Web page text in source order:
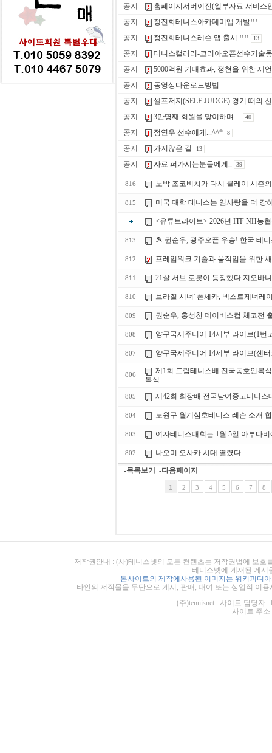
공지
홈페이지서버이전(일부자료 서비스
공지
정진화테니스아카데미앱 개발!!!
공지
정진화테니스레슨 앱 출시 !!!! 13
공지
테니스캘러리-코리아오픈선수기술
공지
5000억원 기대효과, 정현을 위한 제언
공지
동영상다운로드방법
공지
셀프저지(SELF JUDGE) 경기 때의
공지
3만명째 회원을 맞이하며.... 40
공지 정연우 선수에게...^^* 8
공지 가지않은 길 13
공지 자료 퍼가시는분들에게.. 39
816 노박 조코비치가 다시 클레이 시즌
815 미국 대학 테니스는 임사랑을 더 강
<유튜브라이브> 2026년 ITF NH농
813 🎾 권순우, 광주오픈 우승! 한국 테
812 프레임워크:기술과 움직임을 위한
811 21살 서브 로봇이 등장했다 지오바
810 브라질 시너' 폰세카, 넥스트제너레
809 권순우, 홍성찬 데이비스컵 체코전
808 양구국제주니어 14세부 라이브(1번
807 양구국제주니어 14세부 라이브(센
806
제1회 드림테니스배 전국동호인복
복식...
805 제42회 회장배 전국남여중고테니스
804 노원구 월계삼호테니스 레슨 소개
803 여자테니스대회는 1월 5일 아부다
802 나오미 오사카 시대 열렸다
-목록보기 -다음페이지
1 2 3 4 5 6 7 8
저작권안내 : (사)테니스넷의 모든 컨텐츠는 저작권법에 보
테니스넷에 게재된 게시
본사이트의 제작에사용된 이미지는 위키피디
타인의 저작물을 무단으로 게시, 판매, 대여 또는 상업적 이
(주)tennisnet 사이트 담당자 :
사이트 주